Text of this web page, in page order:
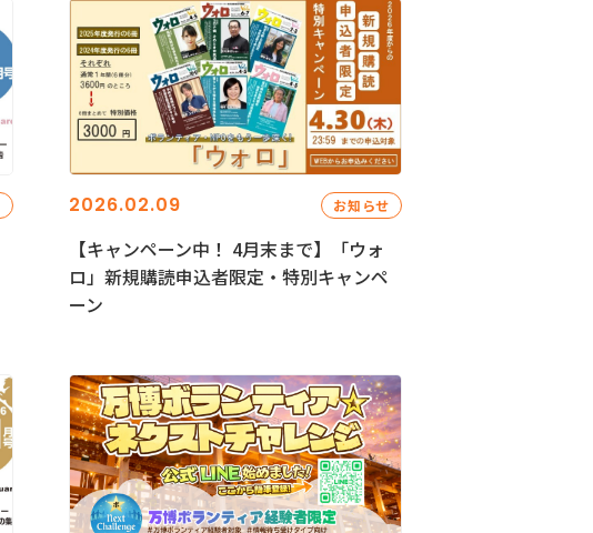
2026.02.09 お知らせ
【キャンペーン中！ 4月末まで】「ウォ
ロ」新規購読申込者限定・特別キャンペ
ーン